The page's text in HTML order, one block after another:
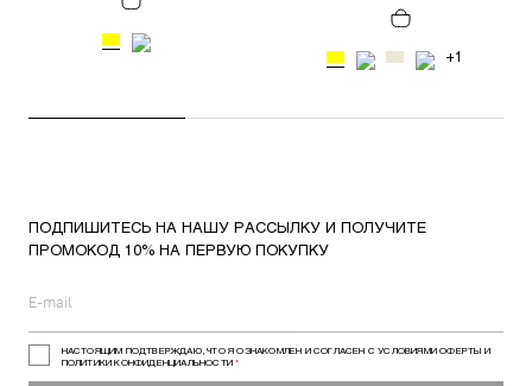
+1
ПОДПИШИТЕСЬ НА НАШУ РАССЫЛКУ И ПОЛУЧИТЕ
ПРОМОКОД 10% НА ПЕРВУЮ ПОКУПКУ
НАСТОЯЩИМ ПОДТВЕРЖДАЮ, ЧТО Я ОЗНАКОМЛЕН И СОГЛАСЕН С УСЛОВИЯМИ ОФЕРТЫ И
ПОЛИТИКИ КОНФИДЕНЦИАЛЬНОСТИ*